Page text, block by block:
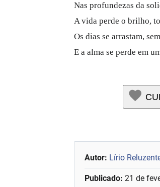
Nas profundezas da
A vida perde o brilho,
Os dias se arrastam,
E a alma se perde em
Autor: Lírio
Publicado:21 de